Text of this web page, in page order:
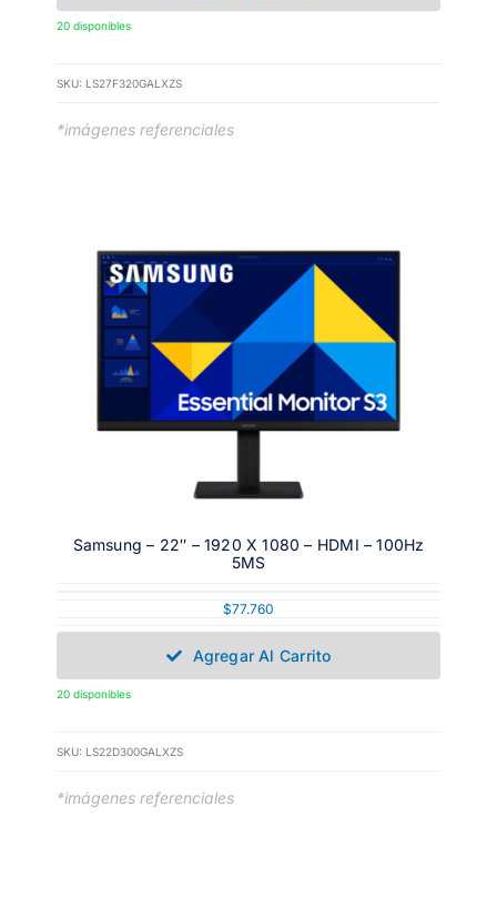
20 disponibles
SKU: LS27F320GALXZS
*imágenes referenciales
Samsung – 22″ – 1920 X 1080 – HDMI – 100Hz
5MS
$77.760
Agregar Al Carrito
20 disponibles
SKU: LS22D300GALXZS
*imágenes referenciales